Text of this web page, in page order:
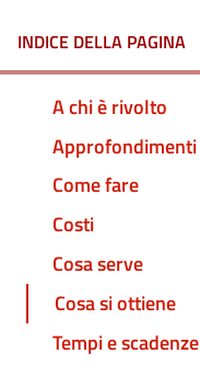
INDICE DELLA PAGINA
A chi è rivolto
Approfondimenti
Come fare
Costi
Cosa serve
Cosa si ottiene
Tempi e scadenze